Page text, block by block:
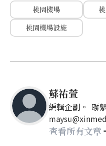
桃園機場
桃園機場設施
蘇祐萱
編輯企劃。 聯
查看所有文章